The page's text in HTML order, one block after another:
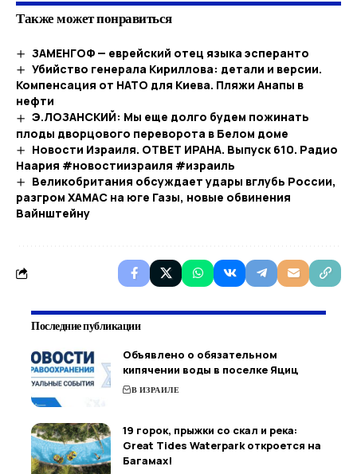
Также может понравиться
ЗАМЕНГОФ — еврейский отец языка эсперанто
Убийство генерала Кириллова: детали и версии.
Компенсация от НАТО для Киева. Пляжи Анапы в
нефти
Э.ЛОЗАНСКИЙ: Мы еще долго будем пожинать
плоды дворцового переворота в Белом доме
Новости Израиля. ОТВЕТ ИРАНА. Выпуск 610. Радио
Наария #новостиизраиля #израиль
Великобритания обсуждает удары вглубь России,
разгром ХАМАС на юге Газы, новые обвинения
Вайнштейну
Последние публикации
Объявлено о обязательном
кипячении воды в поселке Яциц
В ИЗРАИЛЕ
19 горок, прыжки со скал и река:
Great Tides Waterpark откроется на
Багамах!